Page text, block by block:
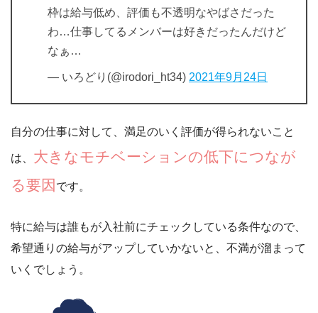
枠は給与低め、評価も不透明なやばさだった
わ…仕事してるメンバーは好きだったんだけど
なぁ…
— いろどり(@irodori_ht34) 2021年9月24日
自分の仕事に対して、満足のいく評価が得られないこと
は、 大きなモチベーションの低下につなが
る要因 です。
特に給与は誰もが入社前にチェックしている条件なので、
希望通りの給与がアップしていかないと、不満が溜まって
いくでしょう。